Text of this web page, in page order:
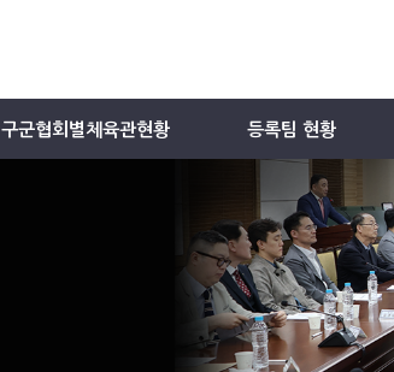
구군협회별체육관현황 등록팀 현황